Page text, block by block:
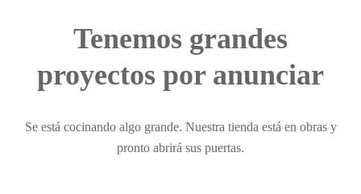
Tenemos grandes
proyectos por anunciar
Se está cocinando algo grande. Nuestra tienda está en obras y
pronto abrirá sus puertas.